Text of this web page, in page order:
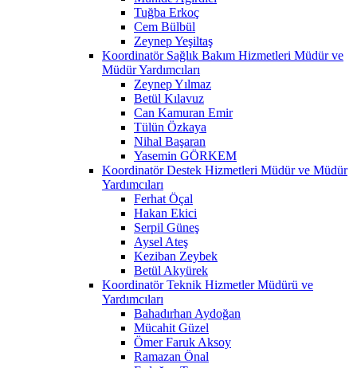
Tuğba Erkoç
Cem Bülbül
Zeynep Yeşiltaş
Koordinatör Sağlık Bakım Hizmetleri Müdür ve
Müdür Yardımcıları
Zeynep Yılmaz
Betül Kılavuz
Can Kamuran Emir
Tülün Özkaya
Nihal Başaran
Yasemin GÖRKEM
Koordinatör Destek Hizmetleri Müdür ve Müdür
Yardımcıları
Ferhat Öçal
Hakan Ekici
Serpil Güneş
Aysel Ateş
Keziban Zeybek
Betül Akyürek
Koordinatör Teknik Hizmetler Müdürü ve
Yardımcıları
Bahadırhan Aydoğan
Mücahit Güzel
Ömer Faruk Aksoy
Ramazan Önal